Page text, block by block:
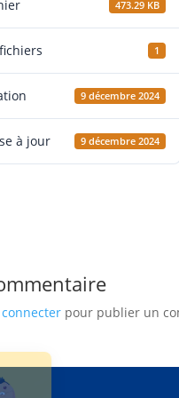
473.29 KB
1
9 décembre 2024
à jour 9 décembre 2024
pour publier un